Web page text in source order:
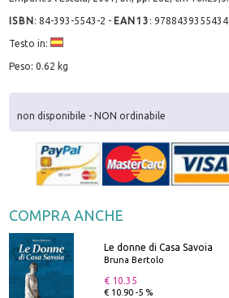
ISBN:84-393-5543-2 - EAN13 :9788439355434
Testo in:
Peso: 0.62 kg
non disponibile - NON ordinabile
COMPRA ANCHE
Le donne di Casa Savoia
Bruna Bertolo
€ 10.35
€ 10.90 -5 %